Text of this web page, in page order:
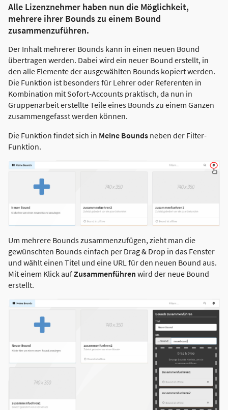
Alle Lizenznehmer haben nun die Möglichkeit,
mehrere ihrer Bounds zu einem Bound
zusammenzuführen.
Der Inhalt mehrerer Bounds kann in einen neuen Bound
übertragen werden. Dabei wird ein neuer Bound erstellt, in
den alle Elemente der ausgewählten Bounds kopiert werden.
Die Funktion ist besonders für Lehrer oder Referenten in
Kombination mit Sofort-Accounts praktisch, da nun in
Gruppenarbeit erstellte Teile eines Bounds zu einem Ganzen
zusammengefasst werden können.
Die Funktion findet sich in Meine Bounds neben der Filter-
Funktion.
Um mehrere Bounds zusammenzufügen, zieht man die
gewünschten Bounds einfach per Drag & Drop in das Fenster
und wählt einen Titel und eine URL für den neuen Bound aus.
Mit einem Klick aufZusammenführen wird der neue Bound
erstellt.